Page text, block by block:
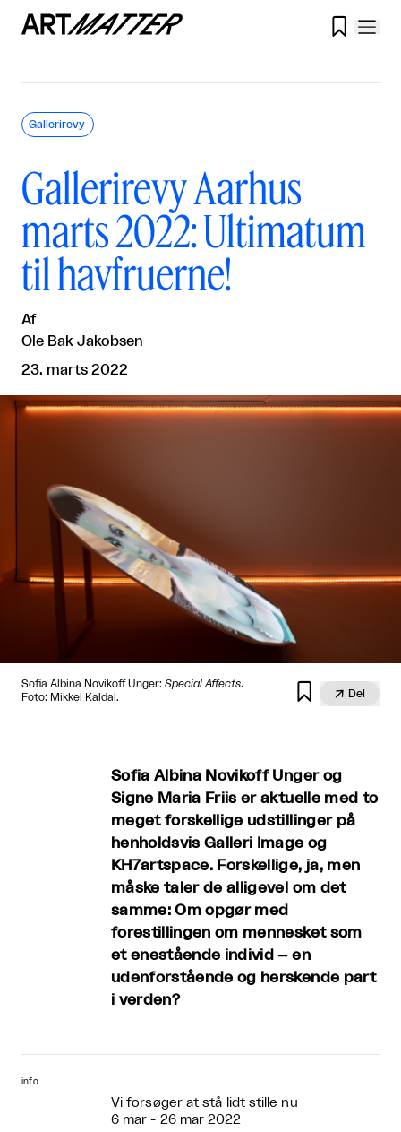

Gallerirevy Aarhus
marts 2022: Ultimatum
til havfruerne!
Af
Ole Bak Jakobsen
23. marts 2022
Gallerirevy
Sofia Albina Novikoff Unger: Special Affects.
Foto: Mikkel Kaldal.
  Del
Sofia Albina Novikoff Unger og
Signe Maria Friis er aktuelle med to
meget forskellige udstillinger på
henholdsvis Galleri Image og
KH7artspace. Forskellige, ja, men
måske taler de alligevel om det
samme: Om opgør med
forestillingen om mennesket som
et enestående individ – en
udenforstående og herskende part
i verden?
info
Vi forsøger at stå lidt stille nu
6 mar - 26 mar 2022